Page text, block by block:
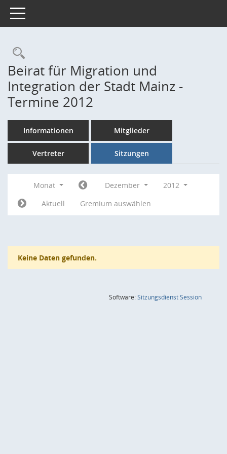
Toggle navigation
Rechercheauswahl
Beirat für Migration und
Integration der Stadt Mainz -
Termine 2012
Informationen Mitglieder
Vertreter Sitzungen
Monat Dezember
2012
Aktuell
Gremium auswählen
Keine Daten gefunden.
Software:SitzungsdienstSession(Wird in